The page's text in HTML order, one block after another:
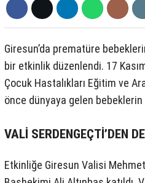
Giresun’da prematüre
bir etkinlik düzenlendi. 17
Çocuk Hastalıkları Eğitim ve
önce dünyaya gelen bebeklerin
VALİ SERDENGEÇTİ’DEN
Etkinliğe Giresun Valisi